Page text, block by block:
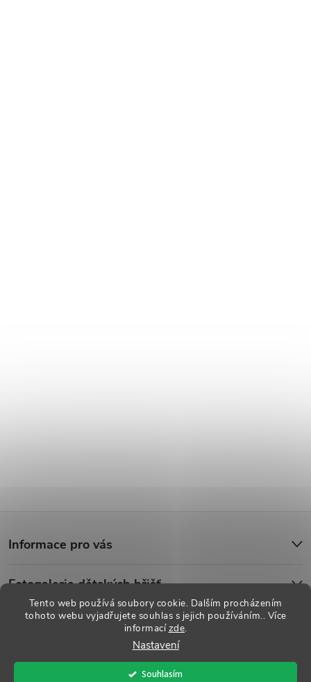
Tento web používá soubory cookie. Dalším procházením
tohoto webu vyjadřujete souhlas s jejich používáním.. Více
informacízde.
Nastavení
Souhlasím
p
Informace pro vás
Fotogalerie dětských hřišť
Vytvořil Shoptet
Dětská hřiště . Všechna práva vyhrazena.
nastavení cookies